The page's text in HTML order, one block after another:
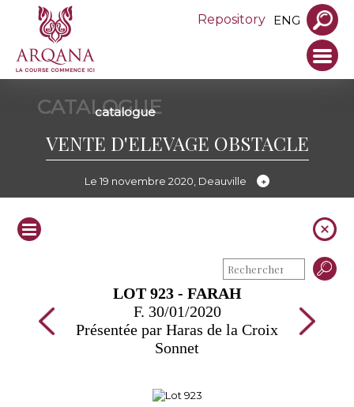
Repository ENG
CATALOGUE
catalogue
VENTE D'ELEVAGE OBSTACLE
Le 19 novembre 2020, Deauville
LOT 923 - FARAH
F. 30/01/2020
Présentée par Haras de la Croix
Sonnet